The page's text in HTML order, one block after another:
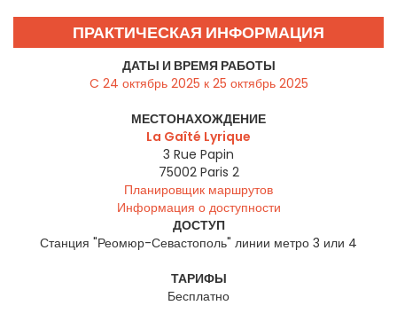
ПРАКТИЧЕСКАЯ ИНФОРМАЦИЯ
ДАТЫ И ВРЕМЯ РАБОТЫ
C 24 октябрь 2025 к 25 октябрь 2025
МЕСТОНАХОЖДЕНИЕ
La Gaîté Lyrique
3 Rue Papin
75002 Paris 2
Планировщик маршрутов
Информация о доступности
ДОСТУП
Станция "Реомюр-Севастополь" линии метро 3 или 4
ТАРИФЫ
Бесплатно